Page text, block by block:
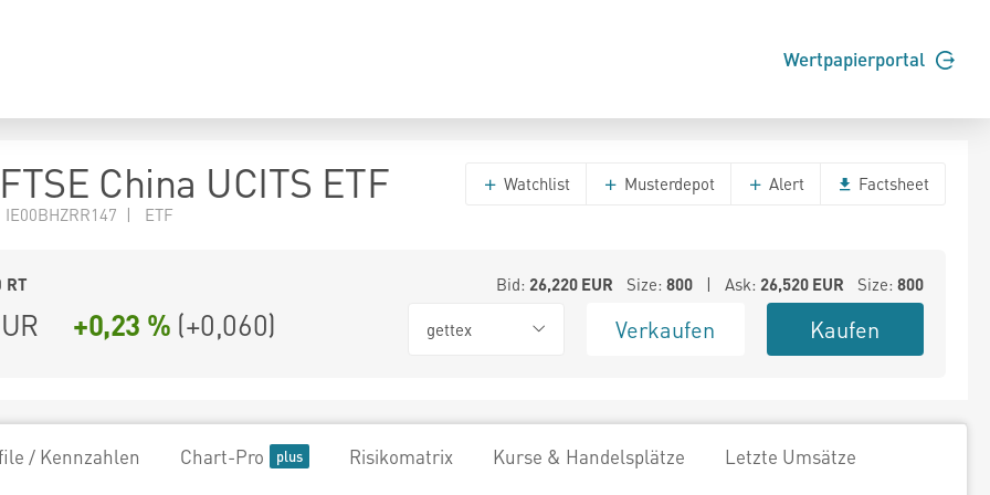
Wertpapierportal
China UCITS ETF
| ETF
Watchlist Musterdepot Alert Factsheet
RT Bid: 26,220EUR Size: 800| Ask: 26,520EUR Size: 800
+0,23 % (+0,060) gettex Verkaufen Kaufen
/ Kennzahlen Chart-Pro Risikomatrix Kurse & Handelsplätze Letzte Umsätze